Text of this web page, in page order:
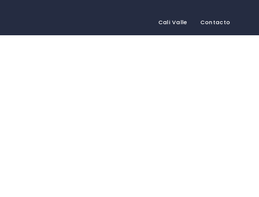
Cali Valle Contacto